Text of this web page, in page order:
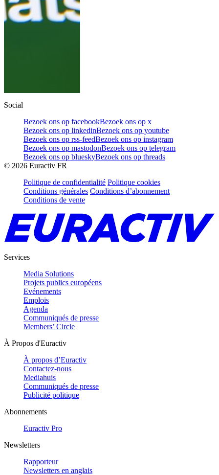
Social
Bezoek ons op facebookBezoek ons op x
Bezoek ons op linkedinBezoek ons op youtube
Bezoek ons op rss-feedBezoek ons op instagram
Bezoek ons op mastodonBezoek ons op telegram
Bezoek ons op blueskyBezoek ons op threads
© 2026 Euractiv FR
Politique de confidentialité Politique cookies
Conditions générales Conditions d’abonnement
Conditions de vente
Services
Media Solutions
Projets publics européens
Evénements
Emplois
Agenda
Communiqués de presse
Members’ Circle
À Propos d'Euractiv
À propos d’Euractiv
Contactez-nous
Mediahuis
Communiqués de presse
Publicité politique
Abonnements
Euractiv Pro
Newsletters
Rapporteur
Newsletters en anglais